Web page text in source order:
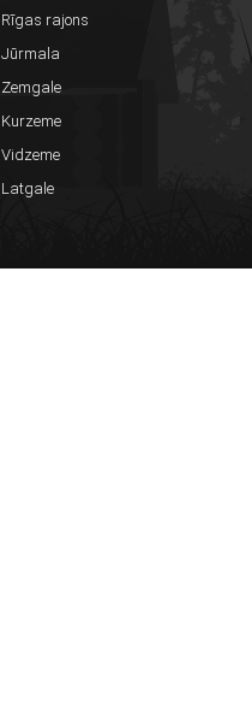
Rīgas rajons
Jūrmala
Zemgale
Kurzeme
Vidzeme
Latgale